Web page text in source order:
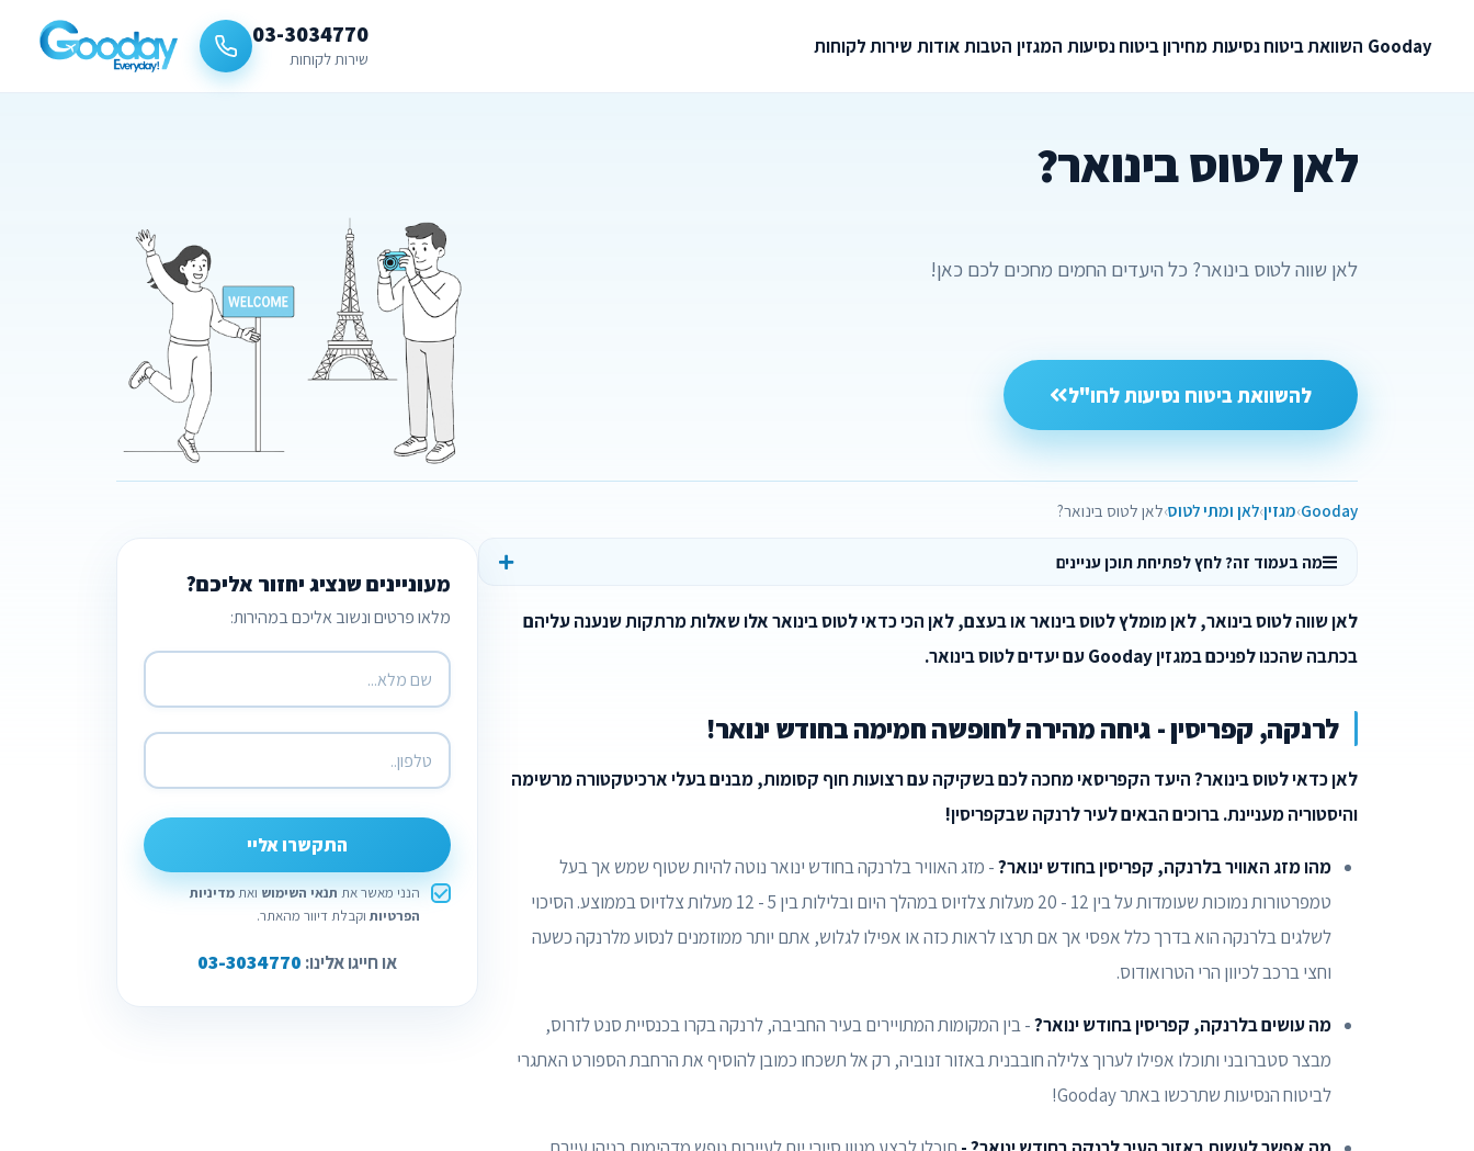
Gooday השוואת ביטוח נסיעותמחירון ביטוח נסיעות המגזין הטבותאודות שירות לקוחות 03-3034770
שירות לקוחות
לאן לטוס בינואר?
לאן שווה לטוס בינואר? כל היעדים החמים מחכים לכם כאן!
להשוואת ביטוח נסיעות לחו"ל
Gooday מגזין לאן ומתי לטוס לאן לטוס בינואר?
מה בעמוד זה? לחץ לפתיחת תוכן עניינים
לאן שווה לטוס בינואר, לאן מומלץ לטוס בינואר או בעצם, לאן הכי כדאי לטוס בינואר אלו שאלות מרתקות שנענה עליהם
בכתבה שהכנו לפניכם במגזין Gooday עם יעדים לטוס בינואר.
לרנקה, קפריסין - גיחה מהירה לחופשה חמימה בחודש ינואר!
לאן כדאי לטוס בינואר? היעד הקפריסאי מחכה לכם בשקיקה עם רצועות חוף קסומות, מבנים בעלי ארכיטקטורה מרשימה
והיסטוריה מעניינת. ברוכים הבאים לעיר לרנקה שבקפריסין!
מהו מזג האוויר בלרנקה, קפריסין בחודש ינואר?- מזג האוויר בלרנקה בחודש ינואר נוטה להיות שטוף שמש אך בעל
טמפרטורות נמוכות שעומדות על בין 12 - 20 מעלות צלזיוס במהלך היום ובלילות בין 5 - 12 מעלות צלזיוס בממוצע. הסיכוי
לשלגים בלרנקה הוא בדרך כלל אפסי אך אם תרצו לראות כזה או אפילו לגלוש, אתם יותר ממוזמנים לנסוע מלרנקה כשעה
וחצי ברכב לכיוון הרי הטרואודוס.
מה עושים בלרנקה, קפריסין בחודש ינואר?- בין המקומות המתויירים בעיר החביבה, לרנקה בקרו בכנסיית סנט לזרוס,
מבצר סטברובני ותוכלו אפילו לערוך צלילה חובבנית באזור זנוביה, רק אל תשכחו כמובן להוסיף את הרחבת הספורט האתגרי
לביטוח הנסיעות שתרכשו באתר Gooday!
מעוניינים שנציג יחזור אליכם?
מלאו פרטים ונשוב אליכם במהירות:
התקשרו אליי
הנני מאשר את תנאי השימוש ואתמדיניות
הפרטיות וקבלת דיוור מהאתר.
או חייגו אלינו: 03-3034770